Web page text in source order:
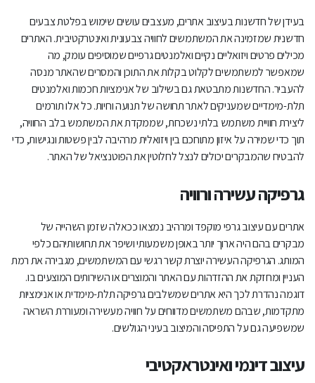
בעידן של חדשנות בעיצוב אתרים, מעצבים עושים שימוש בפלטת צבעים
חדשנית שמזמינה את המשתמשים לחוויה צבעונית ואינטרקטיבית. האתרים
מכילים פרטים ויזואליים נקיים ואלמנטים גרפיים שמוסיפים עומק, מה
שמאפשר למשתמשים לקלוט בקלות את התוכן והמסרים שהאתר מנסה
להעביר. החדשנות מתבטאת גם בשילוב של אנימציות חכמות ואלמנטים
תלת-מימדיים שמעניקים לאתר תחושה של תנועה וחיות. כל אלו תורמים
ליצירת חוויית משתמש בלתי נשכחת, שממקדת את המשתמש בלב החוויה,
תוך כדי שמירה על איזון מתוחכם בין ויזואלית מרהיבה לבין פשטות ונגישות, כדי
להבטיח שהמבקרים יכולים לנצל לחלוטין את הפוטנציאל של האתר.
גרפיקה עשירה ורוויה
אתרים עם עיצוב גרפי מוקפד ומרהיב נמצאו ככאלה שזמן השהייה של
מבקרים בהם היה ארוך יותר באופן משמעותי ושיפר את תחושותיהם כלפי
המותג. הגרפיקה העשירה יוצרת קשר רגשי עם המשתמשים, מגבירה את רמת
העניין ומחזקת את ההזדהות עם האתר והמוצרים או השירותים המוצעים בו.
דוגמה נהדרת לכך היא אתרים שמשלבים גרפיקה תלת-מימדית או אנימציות
מתקדמות, שבהם משתמשים מדווחים על חוויה מעשירה ומעוררת השראה
שמשפיעה גם על התפיסה והמיצוב בעיני הגולשים.
עיצוב דינמי ואינטראקטיבי